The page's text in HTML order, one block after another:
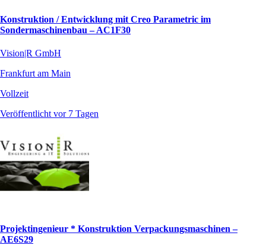
Konstruktion / Entwicklung mit Creo Parametric im
Sondermaschinenbau – AC1F30
Vision|R GmbH
Frankfurt am Main
Vollzeit
Veröffentlicht vor 7 Tagen
Projektingenieur * Konstruktion Verpackungsmaschinen –
AE6S29